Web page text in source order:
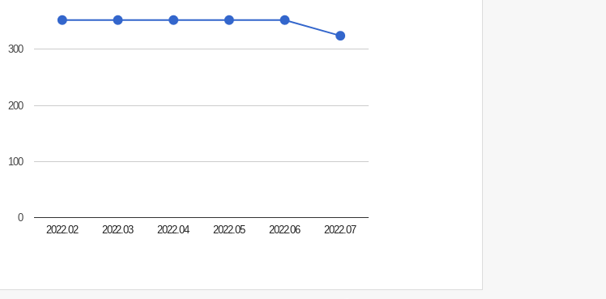
2022.02 2022.03 2022.04 2022.05 2022.06 2022.07
0
100
200
300